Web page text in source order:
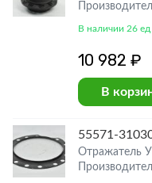
В наличии 26 ед
10 982 ₽
В
55571-
Отражатель